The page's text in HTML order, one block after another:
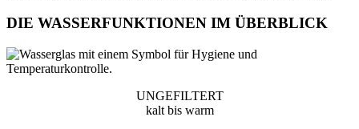
DIE WASSERFUNKTIONEN IM ÜBERBLICK
UNGEFILTERT
kalt bis warm